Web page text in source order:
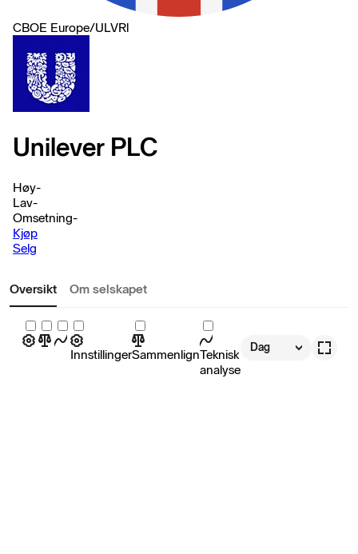
CBOE Europe/ULVRl
Unilever PLC
Høy-
Lav-
Omsetning-
Kjøp
Selg
Oversikt Om selskapet
InnstillingerSammenlignTeknisk
analyse
Dag